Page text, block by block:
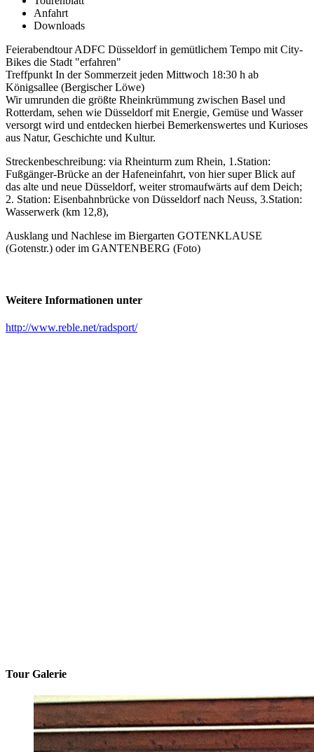
Anfahrt
Downloads
Feierabendtour ADFC Düsseldorf in gemütlichem Tempo mit City-
Bikes die Stadt "erfahren"
Treffpunkt In der Sommerzeit jeden Mittwoch 18:30 h ab
Königsallee (Bergischer Löwe)
Wir umrunden die größte Rheinkrümmung zwischen Basel und
Rotterdam, sehen wie Düsseldorf mit Energie, Gemüse und Wasser
versorgt wird und entdecken hierbei Bemerkenswertes und Kurioses
aus Natur, Geschichte und Kultur.
Streckenbeschreibung: via Rheinturm zum Rhein, 1.Station:
Fußgänger-Brücke an der Hafeneinfahrt, von hier super Blick auf
das alte und neue Düsseldorf, weiter stromaufwärts auf dem Deich;
2. Station: Eisenbahnbrücke von Düsseldorf nach Neuss, 3.Station:
Wasserwerk (km 12,8),
Ausklang und Nachlese im Biergarten GOTENKLAUSE
(Gotenstr.) oder im GANTENBERG (Foto)
Weitere Informationen unter
http://www.reble.net/radsport/
Tour Galerie